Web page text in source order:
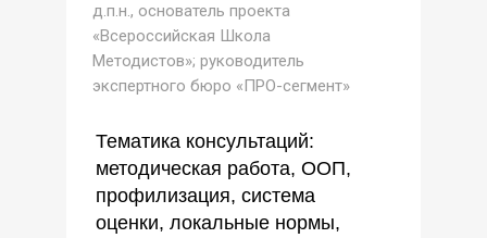
Тематика консультаций:
методическая работа, ООП,
профилизация, система
оценки, локальные нормы,
д.п.н., основатель проекта
«Всероссийская Школа
Методистов»; руководитель
экспертного бюро «ПРО-сегмент»